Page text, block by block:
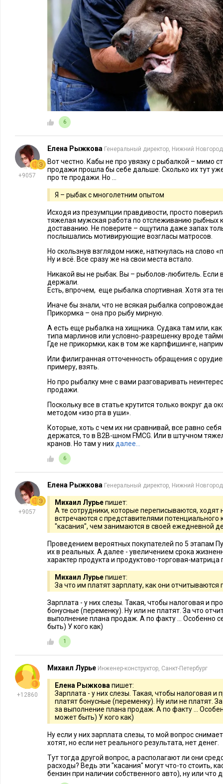
ЛИЧНАЯ ЭФФЕКТИВНОСТЬ 108
4 принципа из альпинизма,
которые помогут достичь бизнес-
ПРОДАЖИ
Как
помогают
продуктов
6
+9057
Елена Рыжкова Генеральный директор, Нижний Новгород
Вот честно. Кабы не про увязку с рыбалкой – мимо
продажи прошла бы себе дальше. Сколько их тут
про те продажи. Но …
Я – рыбак с многолетним опытом
Исходя из презумпции правдивости, просто
тяжелая мужская работа по отслеживанию рыбных
доставанию. Не поверите – ощутила даже запах
послышались мотивирующие возгласы матросов.
Но скользнув взглядом ниже, наткнулась на слово
Ну и всё. Все сразу же на свои места встало.
Никакой вы не рыбак. Вы – рыболов-любитель. Если
держали.
Есть, впрочем, еще рыбалка спортивная. Хотя эта
Иначе бы знали, что не всякая рыбалка
Прикормка – она про рыбу мирную.
А есть еще рыбалка на хищника. Судака там или,
типа марлинов или условно-разрешенку вроде
Где не прикормки, как в том же карпфишинге,
Или филигранная отточенность обращения с
примеру, взять.
Но про рыбалку мне с вами разговаривать
продажи.
Поскольку все в статье крутится только вокруг да
методом «изо рта в уши».
Которые, хоть с чем их ни сравнивай, все равно
держатся, то в В2В-шном FMCG. Или в штучном
кранов. Но там у них далее…
6
+9057
Елена Рыжкова Генеральный директор, Нижний Новгород
Михаил Лурьепишет:
А те сотрудники, которые переписываются, ходят
встречаются с представителями потенциального
"касания", чем занимаются в своей ежедневной
Проведением вероятных покупателей по 5 этапам
их в реальных. А далее - увеличением срока
характер продукта и продуктово-торговая-матрица
Михаил Лурьепишет:
За что им платят зарплату, как они
Зарплата - у них слезы. Такая, чтобы налоговая и
бонусные (переменку). Ну или не платят. За что
выполнение плана продаж. А по факту ... Особенно
быть) У кого как)
1
+12860
Михаил Лурье Инженер-конструктор, Санкт-Петербург
Елена Рыжкова пишет:
Зарплата - у них слезы. Такая, чтобы налоговая и
платят бонусные (переменку). Ну или не платят.
за выполнение плана продаж. А по факту ...
может быть) У кого как)
Ну если у них зарплата слезы, то мой вопрос
хотят, но если нет реального результата, нет денег.
Тут тогда другой вопрос, а располагают ли они
расходы? Ведь эти "касания" могут что-то стоить,
бензин при наличии собственного авто), ну или что